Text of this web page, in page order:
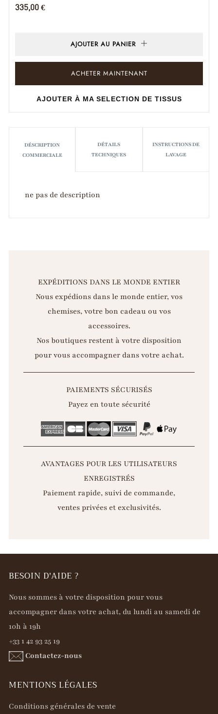
Prix
335,00 €
AJOUTER AU PANIER
ACHETER MAINTENANT
AJOUTER À MA SELECTION DE TISSUS
DÉSCRIPTION
COMMERCIALE
DÉTAILS
TECHNIQUES
INSTRUCTIONS DE
LAVAGE
ne pas de description
EXPÉDITIONS DANS LE MONDE ENTIER
Nous expédions dans le monde entier, vos
chemises, votre bon cadeau ou vos
accessoires.
Nos boutiques restent à votre disposition
pour vous accompagner dans votre achat.
PAIEMENTS SÉCURISÉS
Payez en toute sécurité
AVANTAGES POUR LES UTILISATEURS
ENREGISTRÉS
Paiement rapide, suivi de commande,
ventes privées et exclusivités.
BESOIN D'AIDE ?
Nous sommes à votre disposition pour vous
accompagner dans votre achat, du lundi au samedi de
10h à 19h
+33 1 42 93 25 19
Contactez-nous
MENTIONS LÉGALES
Conditions générales de vente